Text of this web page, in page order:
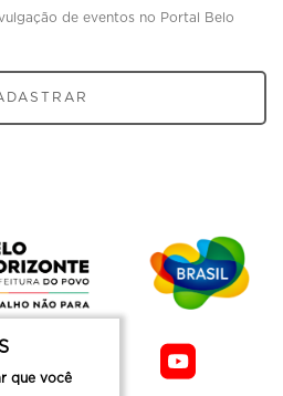
de eventos no Portal Belo
que você